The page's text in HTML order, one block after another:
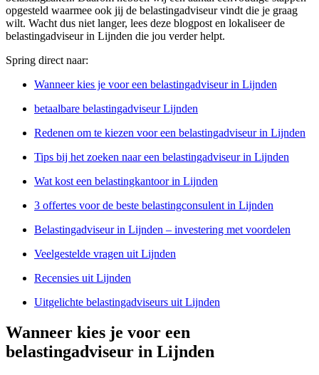
opgesteld waarmee ook jij de belastingadviseur vindt die je graag
wilt. Wacht dus niet langer, lees deze blogpost en lokaliseer de
belastingadviseur in Lijnden die jou verder helpt.
Spring direct naar:
Wanneer kies je voor een belastingadviseur in Lijnden
betaalbare belastingadviseur Lijnden
Redenen om te kiezen voor een belastingadviseur in Lijnden
Tips bij het zoeken naar een belastingadviseur in Lijnden
Wat kost een belastingkantoor in Lijnden
3 offertes voor de beste belastingconsulent in Lijnden
Belastingadviseur in Lijnden – investering met voordelen
Veelgestelde vragen uit Lijnden
Recensies uit Lijnden
Uitgelichte belastingadviseurs uit Lijnden
Wanneer kies je voor een
belastingadviseur in Lijnden